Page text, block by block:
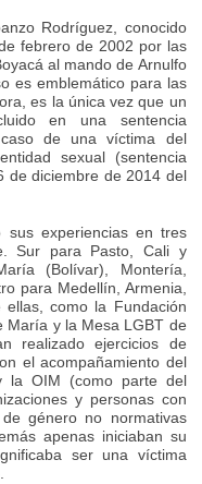
Rodríguez, conocido
febrero de 2002 por las
al mando de Arnulfo
es emblemático para las
es la única vez que un
en una sentencia
de una víctima del
sexual (sentencia
de diciembre de 2014 del
sus experiencias en tres
Sur para Pasto, Cali y
(Bolívar), Montería,
para Medellín, Armenia,
como la Fundación
María y la Mesa LGBT de
realizado ejercicios de
el acompañamiento del
la OIM (como parte del
y personas con
género no normativas
apenas iniciaban su
ser una víctima